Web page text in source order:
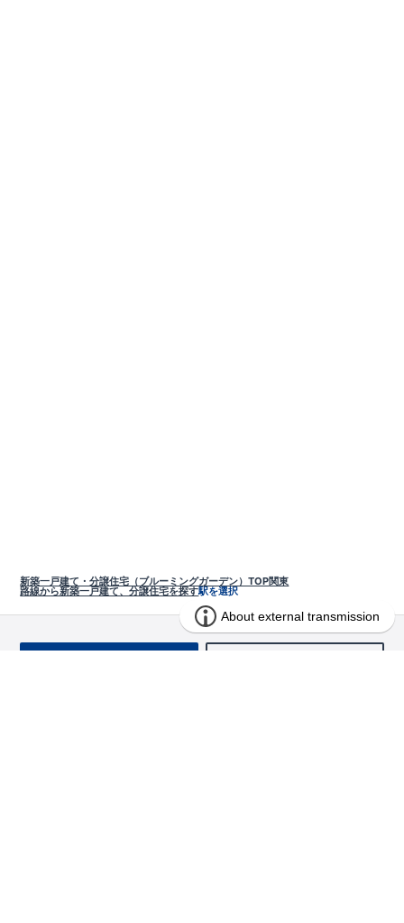
新築一戸建て・分譲住宅（ブルーミングガーデン）TOP関東
路線から新築一戸建て、分譲住宅を探す駅を選択